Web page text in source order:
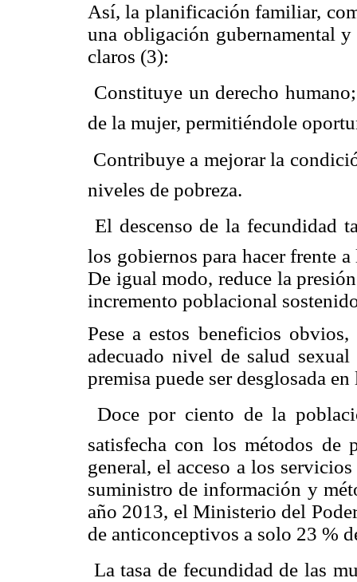
Así, la planificación familiar,
una obligación gubernamental
claros (3):
 Constituye un derecho
de la mujer, permitiéndole
 Contribuye a mejorar la
niveles de pobreza.
 El descenso de la
los gobiernos para hacer frente
De igual modo, reduce la
incremento poblacional
Pese a estos beneficios
adecuado nivel de salud
premisa puede ser desglosada
 Doce por ciento de la
satisfecha con los métodos
general, el acceso a los
suministro de información y
año 2013, el Ministerio del
de anticonceptivos a solo 23 %
 La tasa de fecundidad de las